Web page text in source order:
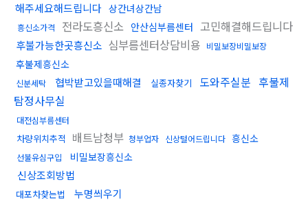
해주세요해드립니다 상간녀상간남
흥신소가격 전라도흥신소 안산심부름센터 고민해결해드립니다
후불가능한곳흥신소 심부름센터상담비용 비밀보장비밀보장
후불제흥신소
신분세탁 협박받고있을때해결 실종자찾기 도와주실분 후불제
탐정사무실
대전심부름센터
차량위치추적 배트남청부 청부업자 신상털어드립니다 흥신소
선불유심구입 비밀보장흥신소
신상조회방법
대포차찾는법
누명씌우기